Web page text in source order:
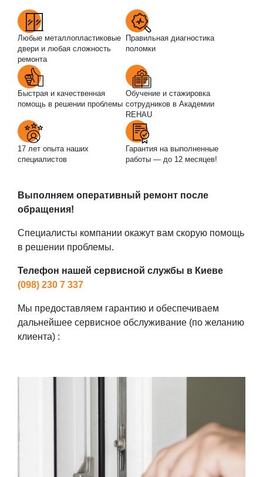
Любые металлопластиковые
двери и любая сложность
ремонта
Правильная диагностика
поломки
Быстрая и качественная
помощь в решении проблемы
Обучение и стажировка
сотрудников в Академии
REHAU
17 лет опыта наших
специалистов
Гарантия на выполненные
работы — до 12 месяцев!
Выполняем оперативный ремонт после
обращения!
Специалисты компании окажут вам скорую помощь
в решении проблемы.
Телефон нашей сервисной службы в Киеве
(098) 230 7 337
Мы предоставляем гарантию и обеспечиваем
дальнейшее сервисное обслуживание (по желанию
клиента) :